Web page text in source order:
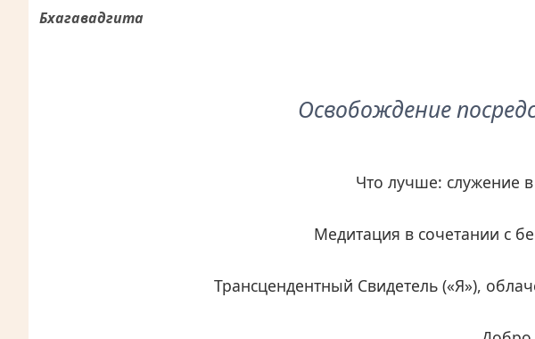
Бхагавадгита
Освобождение
Что лучше: служение
Медитация в сочетании с
Трансцендентный Свидетель («Я»),